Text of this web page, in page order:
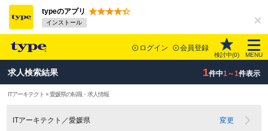
typeのアプリ
インストール
ログイン 会員登録
検討中(0) MENU
求人検索結果 1件中1～1件表示
ITアーキテクト × 愛媛県の転職・求人情報
ITアーキテクト／愛媛県 変更